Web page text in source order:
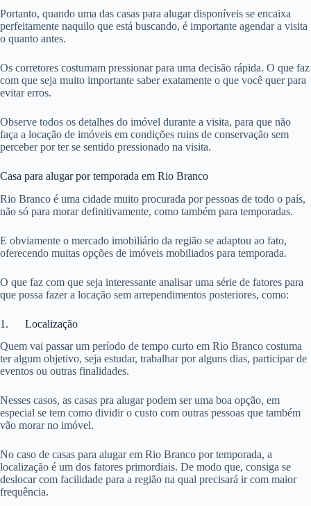
Portanto, quando uma das casas para alugar disponíveis se encaixa
perfeitamente naquilo que está buscando, é importante agendar a visita
o quanto antes.
Os corretores costumam pressionar para uma decisão rápida. O que faz
com que seja muito importante saber exatamente o que você quer para
evitar erros.
Observe todos os detalhes do imóvel durante a visita, para que não
faça a locação de imóveis em condições ruins de conservação sem
perceber por ter se sentido pressionado na visita.
Casa para alugar por temporada em Rio Branco
Rio Branco é uma cidade muito procurada por pessoas de todo o país,
não só para morar definitivamente, como também para temporadas.
E obviamente o mercado imobiliário da região se adaptou ao fato,
oferecendo muitas opções de imóveis mobiliados para temporada.
O que faz com que seja interessante analisar uma série de fatores para
que possa fazer a locação sem arrependimentos posteriores, como:
1. Localização
Quem vai passar um período de tempo curto em Rio Branco costuma
ter algum objetivo, seja estudar, trabalhar por alguns dias, participar de
eventos ou outras finalidades.
Nesses casos, as casas pra alugar podem ser uma boa opção, em
especial se tem como dividir o custo com outras pessoas que também
vão morar no imóvel.
No caso de casas para alugar em Rio Branco por temporada, a
localização é um dos fatores primordiais. De modo que, consiga se
deslocar com facilidade para a região na qual precisará ir com maior
frequência.